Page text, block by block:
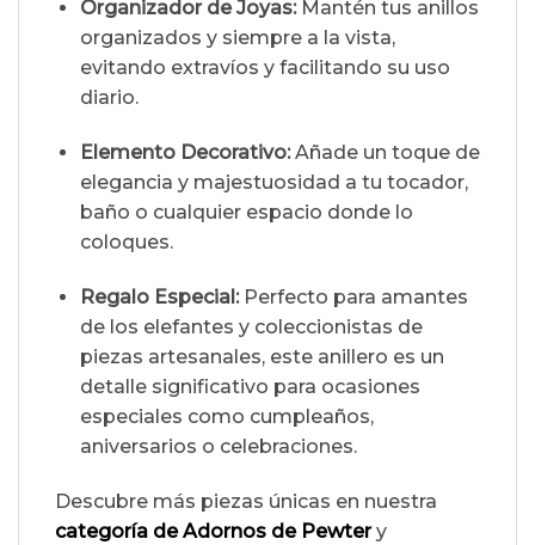
Organizador de Joyas:Mantén tus anillos
organizados y siempre a la vista,
evitando extravíos y facilitando su uso
diario.
Elemento Decorativo:Añade un toque de
elegancia y majestuosidad a tu tocador,
baño o cualquier espacio donde lo
coloques.
Regalo Especial:Perfecto para amantes
de los elefantes y coleccionistas de
piezas artesanales, este anillero es un
detalle significativo para ocasiones
especiales como cumpleaños,
aniversarios o celebraciones.
Descubre más piezas únicas en nuestra
categoría de Adornos de Pewtery